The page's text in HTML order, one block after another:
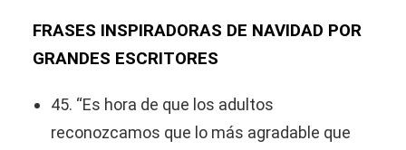
FRASES INSPIRADORAS DE NAVIDAD POR
GRANDES ESCRITORES
45. “Es hora de que los adultos
reconozcamos que lo más agradable que